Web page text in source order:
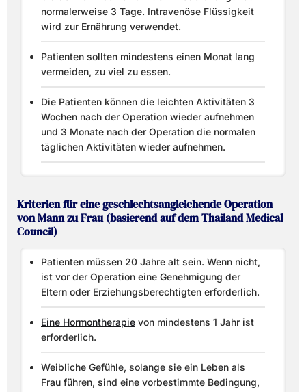
normalerweise 3 Tage. Intravenöse Flüssigkeit
wird zur Ernährung verwendet.
Patienten sollten mindestens einen Monat lang
vermeiden, zu viel zu essen.
Die Patienten können die leichten Aktivitäten 3
Wochen nach der Operation wieder aufnehmen
und 3 Monate nach der Operation die normalen
täglichen Aktivitäten wieder aufnehmen.
Kriterien für eine geschlechtsangleichende Operation
von Mann zu Frau (basierend auf dem Thailand Medical
Council)
Patienten müssen 20 Jahre alt sein. Wenn nicht,
ist vor der Operation eine Genehmigung der
Eltern oder Erziehungsberechtigten erforderlich.
Eine Hormontherapie von mindestens 1 Jahr ist
erforderlich.
Weibliche Gefühle, solange sie ein Leben als
Frau führen, sind eine vorbestimmte Bedingung,